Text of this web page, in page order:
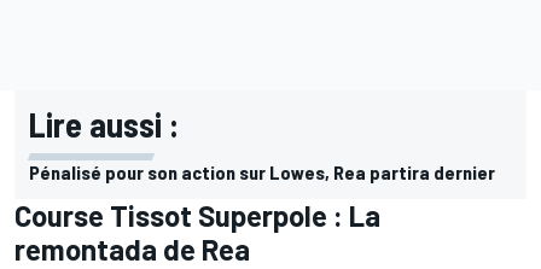
Lire aussi :
Pénalisé pour son action sur Lowes, Rea partira dernier
Course Tissot Superpole : La
remontada de Rea